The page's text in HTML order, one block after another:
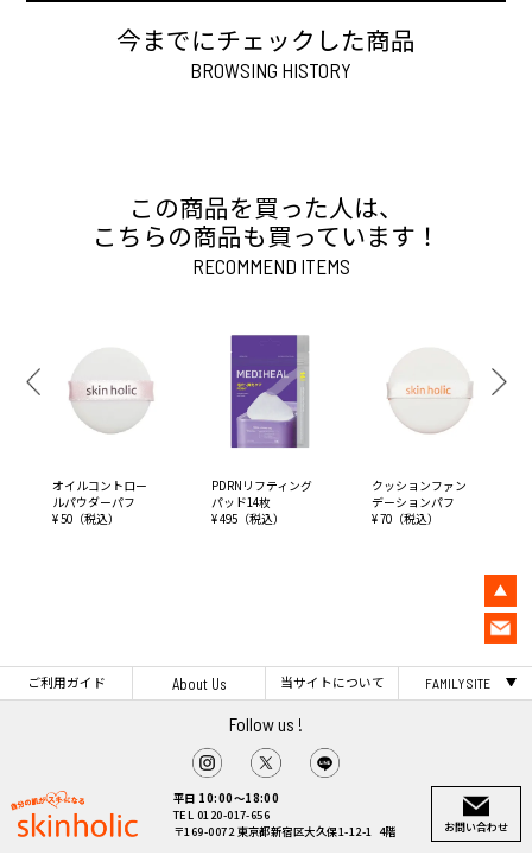
今までにチェックした商品
BROWSING HISTORY
この商品を買った人は、
こちらの商品も買っています！
RECOMMEND ITEMS
オイルコントロー
ルパウダーパフ
¥ 50（税込）
PDRNリフティング
パッド14枚
¥ 495（税込）
クッションファン
デーションパフ
¥ 70（税込）
ご利用ガイド About Us 当サイトについて FAMILY SITE
Follow us !
平日 10:00～18:00
TEL 0120-017-656
〒169-0072 東京都新宿区大久保1-12-1 4階
お問い合わせ